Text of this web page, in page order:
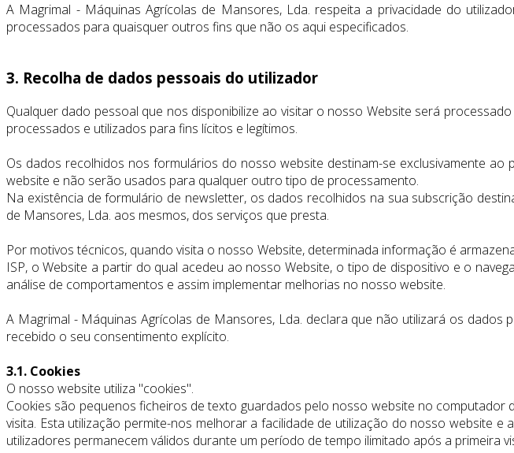
A Magrimal - Máquinas Agrícolas de Mansores, Lda. respeita a privacidade do
processados para quaisquer outros fins que não os aqui especificados.
3. Recolha de dados pessoais do utilizador
Qualquer dado pessoal que nos disponibilize ao visitar o nosso Website será
processados e utilizados para fins lícitos e legítimos.
Os dados recolhidos nos formulários do nosso website destinam-se exclusivamente
website e não serão usados para qualquer outro tipo de processamento.
Na existência de formulário de newsletter, os dados recolhidos na sua subscrição
de Mansores, Lda. aos mesmos, dos serviços que presta.
Por motivos técnicos, quando visita o nosso Website, determinada informação é
ISP, o Website a partir do qual acedeu ao nosso Website, o tipo de dispositivo e o
análise de comportamentos e assim implementar melhorias no nosso website.
A Magrimal - Máquinas Agrícolas de Mansores, Lda. declara que não utilizará os
recebido o seu consentimento explícito.
3.1. Cookies
O nosso website utiliza "cookies".
Cookies são pequenos ficheiros de texto guardados pelo nosso website no
visita. Esta utilização permite-nos melhorar a facilidade de utilização do nosso website
utilizadores permanecem válidos durante um período de tempo ilimitado após a primeira